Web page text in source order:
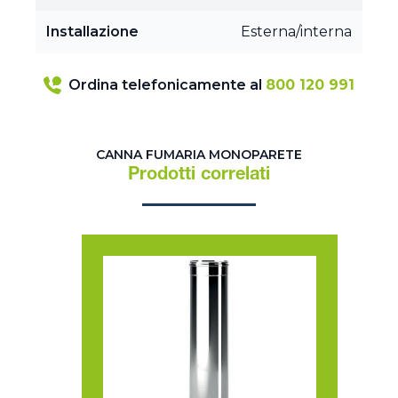
Installazione Esterna/interna
Ordina telefonicamente al 800 120 991
CANNA FUMARIA MONOPARETE
Prodotti correlati